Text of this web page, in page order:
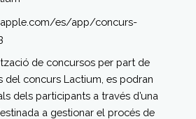
es/app/concurs-
de concursos per part de
del concurs Lactium, es podran
dels participants a través d’una
a gestionar el procés de